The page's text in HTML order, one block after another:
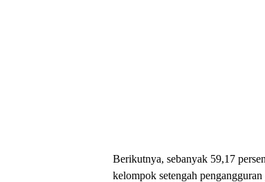
Berikutnya, sebanyak 59,17
kelompok setengah